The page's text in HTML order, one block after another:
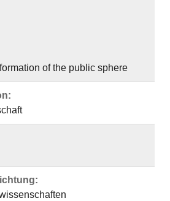
of the public sphere